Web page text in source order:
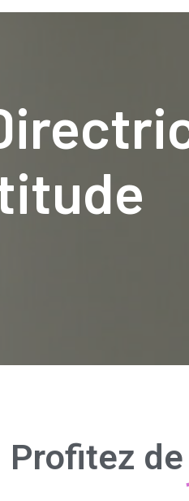
Profitez de